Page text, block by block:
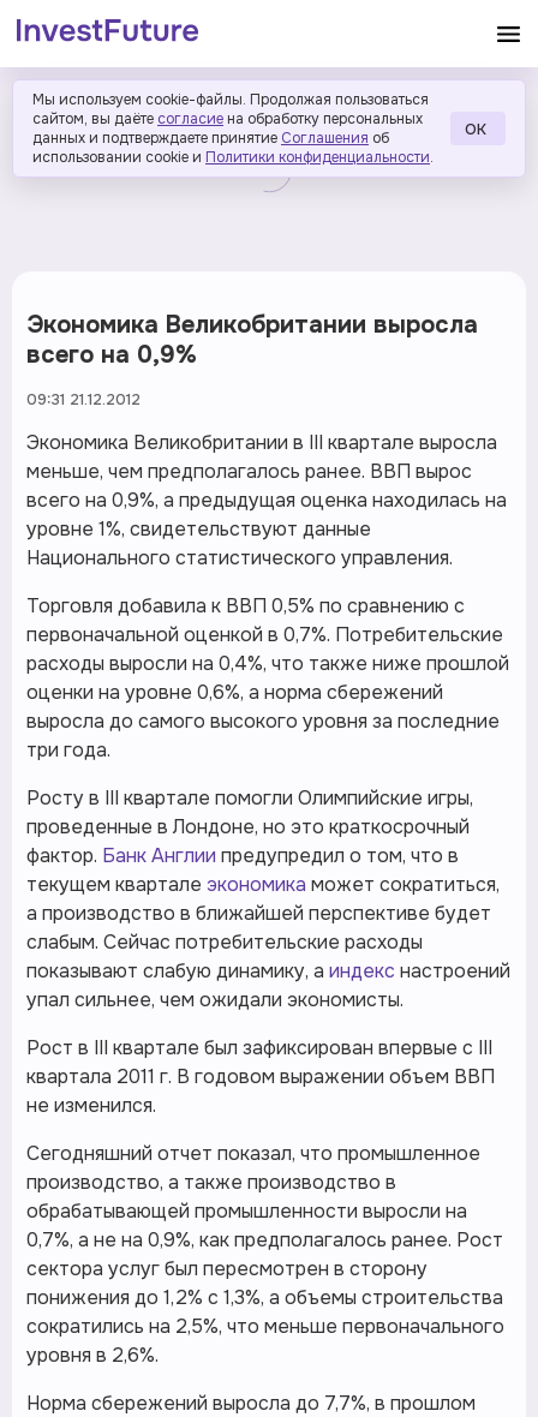
Мы используем cookie-файлы. Продолжая пользоваться
сайтом, вы даёте согласие на обработку персональных
данных и подтверждаете принятие Соглашения об
использовании cookie и Политики конфиденциальности.
ОК
Экономика Великобритании выросла
всего на 0,9%
09:31 21.12.2012
Экономика Великобритании в III квартале выросла
меньше, чем предполагалось ранее. ВВП вырос
всего на 0,9%, а предыдущая оценка находилась на
уровне 1%, свидетельствуют данные
Национального статистического управления.
Торговля добавила к ВВП 0,5% по сравнению с
первоначальной оценкой в 0,7%. Потребительские
расходы выросли на 0,4%, что также ниже прошлой
оценки на уровне 0,6%, а норма сбережений
выросла до самого высокого уровня за последние
три года.
Росту в III квартале помогли Олимпийские игры,
проведенные в Лондоне, но это краткосрочный
фактор. Банк Англии предупредил о том, что в
текущем квартале экономика может сократиться,
а производство в ближайшей перспективе будет
слабым. Сейчас потребительские расходы
показывают слабую динамику, а индекс настроений
упал сильнее, чем ожидали экономисты.
Рост в III квартале был зафиксирован впервые с III
квартала 2011 г. В годовом выражении объем ВВП
не изменился.
Сегодняшний отчет показал, что промышленное
производство, а также производство в
обрабатывающей промышленности выросли на
0,7%, а не на 0,9%, как предполагалось ранее. Рост
сектора услуг был пересмотрен в сторону
понижения до 1,2% с 1,3%, а объемы строительства
сократились на 2,5%, что меньше первоначального
уровня в 2,6%.
Норма сбережений выросла до 7,7%, в прошлом